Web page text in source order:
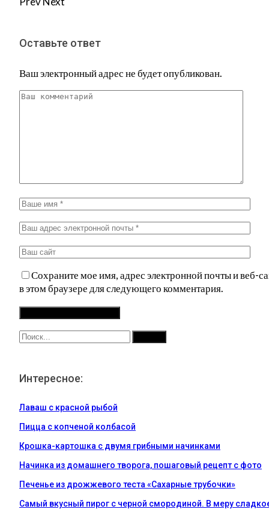
Оставьте ответ
Ваш электронный адрес не будет опубликован.
Сохраните мое имя, адрес электронной почты и веб-
в этом браузере для следующего комментария.
Интересное:
Лаваш с красной рыбой
Пицца с копченой колбасой
Крошка-картошка с двумя грибными начинками
Начинка из домашнего творога, пошаговый рецепт с фото
Печенье из дрожжевого теста «Сахарные трубочки»
Самый вкусный пирог с черной смородиной. В меру